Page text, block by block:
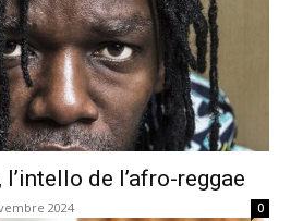
de l’afro-reggae
2024 0